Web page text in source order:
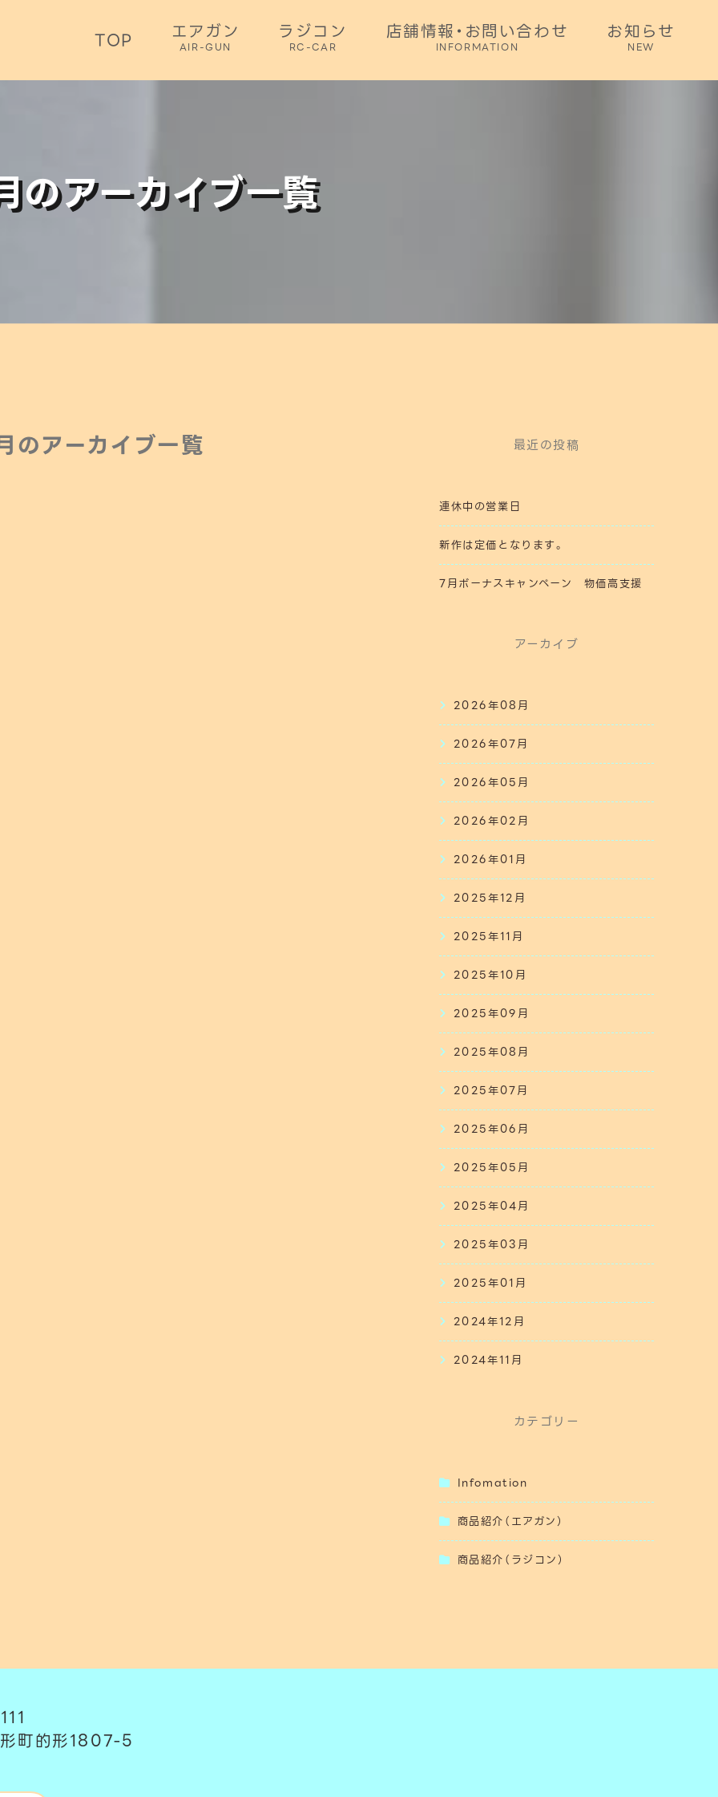
TOP エアガン
AIR-GUN
ラジコン
RC-CAR
店舗情報・お問い合わせ
INFORMATION
お知らせ
NEW
アーカイブ一覧
のアーカイブ一覧 最近の投稿
連休中の営業日
新作は定価となります。
7月ボーナスキャンペーン 物価高支援
アーカイブ
2026年08月
2026年07月
2026年05月
2026年02月
2026年01月
2025年12月
2025年11月
2025年10月
2025年09月
2025年08月
2025年07月
2025年06月
2025年05月
2025年04月
2025年03月
2025年01月
2024年12月
2024年11月
カテゴリー
Infomation
商品紹介（エアガン）
商品紹介（ラジコン）
町的形1807-5